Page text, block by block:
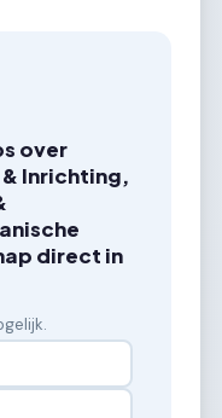
over
Inrichting,
direct in